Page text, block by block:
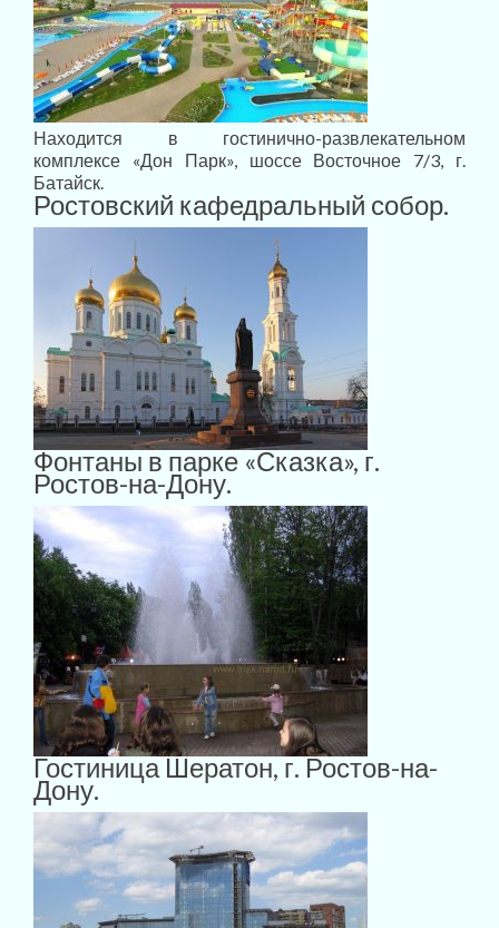
Находится в гостинично-развлекательном
комплексе «Дон Парк», шоссе Восточное 7/3, г.
Батайск.
Ростовский кафедральный собор.
Фонтаны в парке «Сказка», г.
Ростов-на-Дону.
Гостиница Шератон, г. Ростов-на-
Дону.